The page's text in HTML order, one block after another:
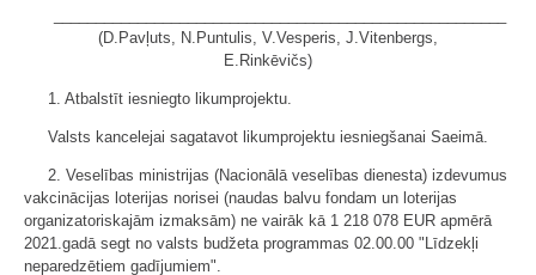
(D.Pavļuts, N.Puntulis, V.Vesperis, J.Vitenbergs,
E.Rinkēvičs)
1. Atbalstīt iesniegto likumprojektu.
Valsts kancelejai sagatavot likumprojektu iesniegšanai Saeimā.
2. Veselības ministrijas (Nacionālā veselības dienesta) izdevumus
vakcinācijas loterijas norisei (naudas balvu fondam un loterijas
organizatoriskajām izmaksām) ne vairāk kā 1 218 078 EUR apmērā
2021.gadā segt no valsts budžeta programmas 02.00.00 "Līdzekļi
neparedzētiem gadījumiem".